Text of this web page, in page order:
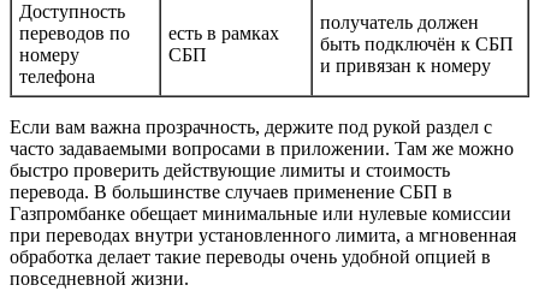
Доступность
переводов по
номеру
телефона
есть в рамках
СБП
получатель должен
быть подключён к СБП
и привязан к номеру
Если вам важна прозрачность, держите под рукой раздел с
часто задаваемыми вопросами в приложении. Там же можно
быстро проверить действующие лимиты и стоимость
перевода. В большинстве случаев применение СБП в
Газпромбанке обещает минимальные или нулевые комиссии
при переводах внутри установленного лимита, а мгновенная
обработка делает такие переводы очень удобной опцией в
повседневной жизни.